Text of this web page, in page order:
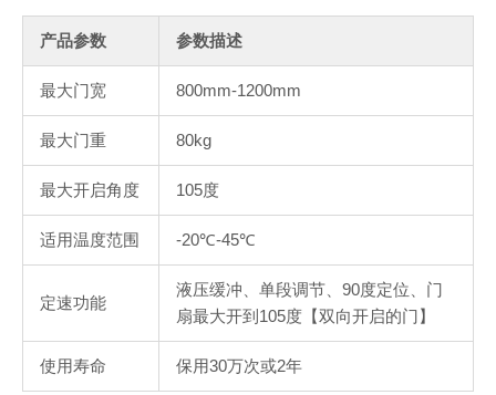
产品参数 参数描述
最大门宽 800mm-1200mm
最大门重 80kg
最大开启角度 105度
适用温度范围 -20℃-45℃
定速功能
液压缓冲、单段调节、90度定位、门
扇最大开到105度【双向开启的门】
使用寿命 保用30万次或2年